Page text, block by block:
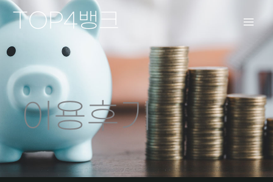
콘
텐
로
TOP4뱅크
이용후기